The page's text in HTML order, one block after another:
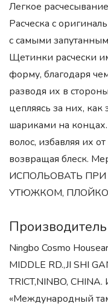
Легкое
Расческа с
с самыми
Щетинки расчески
форму, благодаря
разводя их в
цепляясь за них,
шариками на концах.
волос, избавляя их
возвращая блеск.
ИСПОЛЬОВАТЬ
УТЮЖКОМ,
Производитель
Ningbo Cosmo
MIDDLE RD.,JI SHI
TRICT,NINBO,
«Международный